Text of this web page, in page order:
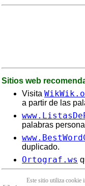
Sitios web
Visita
a partir de las
palabras
duplicado.
Ortograf.ws
Este sitio utiliza cookie